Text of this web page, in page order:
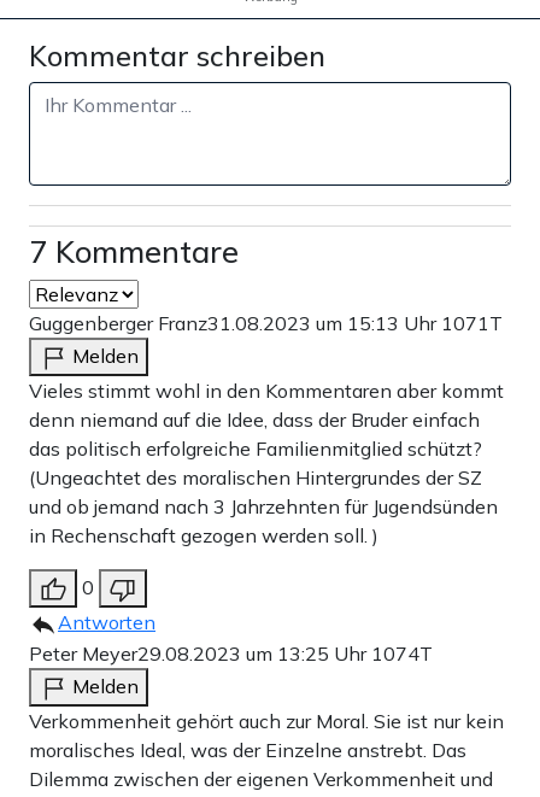
Menschen, dessen moralischer Kompass noch nicht
vollends verrutscht ist. Dass Aiwanger diesen Grundsatz
sympathischer.
Zu den Kommentaren (7)
Einmalig Monatlich
Apollo News unterstützen
Zahlungsoptionen: Pay
Pay
10 €
15 € 25 € 50 € 100 €
Weiter zum Zahlen
Kommentar schreiben
7 Kommentare
Guggenberger Franz31.08.2023 um 15:13 Uhr 1071T
Melden
Vieles stimmt wohl in den Kommentaren aber kommt
denn niemand auf die Idee, dass der Bruder einfach
das politisch erfolgreiche Familienmitglied schützt?
(Ungeachtet des moralischen Hintergrundes der SZ
und ob jemand nach 3 Jahrzehnten für Jugendsünden
in Rechenschaft gezogen werden soll. )
0
Antworten
Peter Meyer29.08.2023 um 13:25 Uhr 1074T
Melden
Verkommenheit gehört auch zur Moral. Sie ist nur kein
moralisches Ideal, was der Einzelne anstrebt. Das
Dilemma zwischen der eigenen Verkommenheit und